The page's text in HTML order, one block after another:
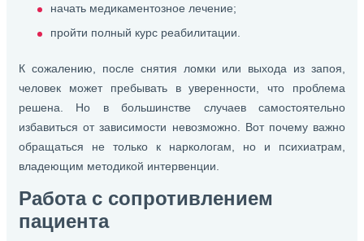
начать медикаментозное лечение;
пройти полный курс реабилитации.
К сожалению, после снятия ломки или выхода из запоя,
человек может пребывать в уверенности, что проблема
решена. Но в большинстве случаев самостоятельно
избавиться от зависимости невозможно. Вот почему важно
обращаться не только к наркологам, но и психиатрам,
владеющим методикой интервенции.
Работа с сопротивлением
пациента